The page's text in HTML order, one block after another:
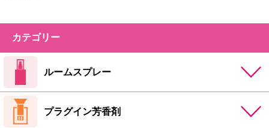
カテゴリー
ルームスプレー
プラグイン芳香剤